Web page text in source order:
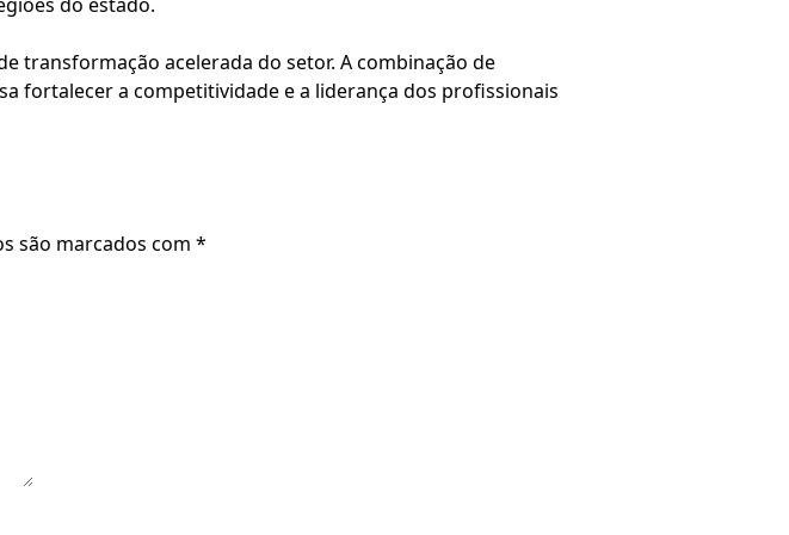
transformação acelerada do setor. A combinação de
fortalecer a competitividade e a liderança dos profissionais
são marcados com *